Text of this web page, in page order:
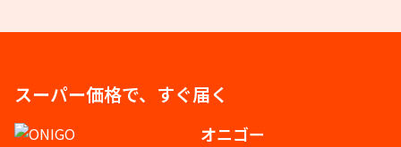
スーパー価格で、すぐ届く
オニゴー